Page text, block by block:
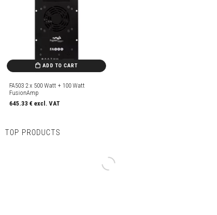
ADD TO CART
FA503 2 x 500 Watt + 100 Watt
FusionAmp
645.33 € excl. VAT
TOP PRODUCTS